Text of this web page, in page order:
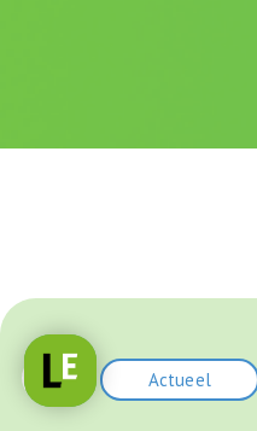
Actueel